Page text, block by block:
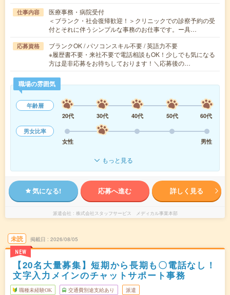
仕事内容
医療事務・病院受付
＜ブランク・社会復帰歓迎！＞クリニックでの診察予約の受
付とそれに伴うシンプルな事務のお仕事です。ー具…
応募資格
ブランクOK / パソコンスキル不要 / 英語力不要
※履歴書不要・来社不要で電話相談もOK！少しでも気になる
方は是非応募をお待ちしております！＼応募後の…
職場の雰囲気
年齢層
20代
30代 40代 50代
60代
男女比率
女性
男性
もっと見る
気になる! 応募へ進む 詳しく見る
派遣会社 株式会社スタッフサービス メディカル事業本部
未読
NEW
掲載日 2026/08/05
【20名大量募集】短期から長期も〇電話なし！
文字入力メインのチャットサポート事務
職種未経験OK 交通費別途支給あり 派遣